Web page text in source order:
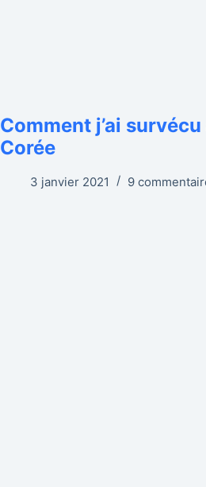
Comment j’ai
Corée
3 janvier 2021 9